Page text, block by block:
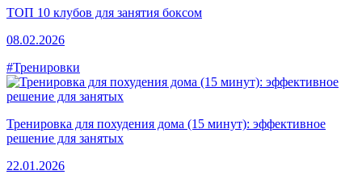
ТОП 10 клубов для занятия боксом
08.02.2026
#Тренировки
Тренировка для похудения дома (15 минут): эффективное
решение для занятых
22.01.2026